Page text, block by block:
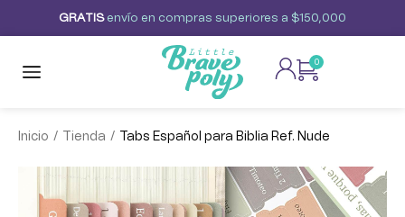
GRAT S envío en compras superiores a $150,000
0
Inicio / Tienda / Tabs Español para Biblia Ref. Nude